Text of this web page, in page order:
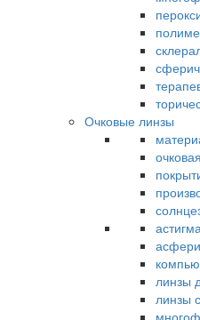
Очковые линзы
линзы
линзы